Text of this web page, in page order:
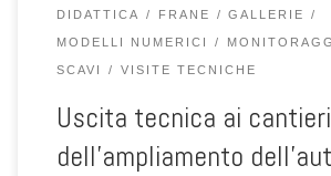
DIDATTICA FRANE GALLERIE
MODELLI NUMERICI
SCAVI VISITE TECNICHE
Uscita tecnica ai cantieri
dell’ampliamento